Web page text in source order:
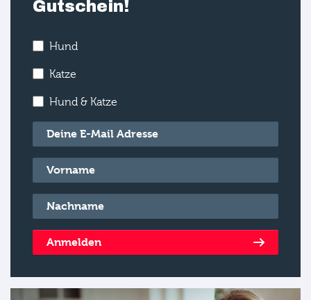
Gutschein!
Hund
Katze
Hund & Katze
E-Mail*
Vorname*
Nachname*
Anmelden